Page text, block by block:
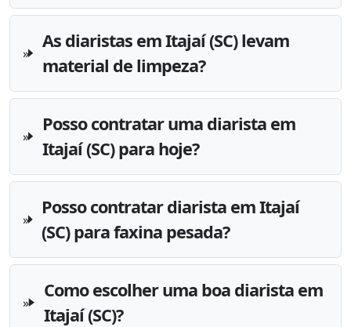
As diaristas em Itajaí (SC) levam
material de limpeza?
Posso contratar uma diarista em
Itajaí (SC) para hoje?
Posso contratar diarista em Itajaí
(SC) para faxina pesada?
Como escolher uma boa diarista em
Itajaí (SC)?